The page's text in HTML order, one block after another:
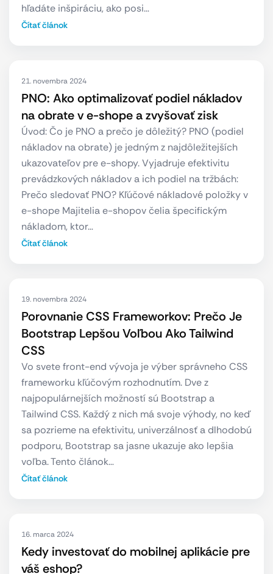
hľadáte inšpiráciu, ako posi…
Čítať článok
21. novembra 2024
PNO: Ako optimalizovať podiel nákladov
na obrate v e-shope a zvyšovať zisk
Úvod: Čo je PNO a prečo je dôležitý? PNO (podiel
nákladov na obrate) je jedným z najdôležitejších
ukazovateľov pre e-shopy. Vyjadruje efektivitu
prevádzkových nákladov a ich podiel na tržbách:
Prečo sledovať PNO? Kľúčové nákladové položky v
e-shope Majitelia e-shopov čelia špecifickým
nákladom, ktor…
Čítať článok
19. novembra 2024
Porovnanie CSS Frameworkov: Prečo Je
Bootstrap Lepšou Voľbou Ako Tailwind
CSS
Vo svete front-end vývoja je výber správneho CSS
frameworku kľúčovým rozhodnutím. Dve z
najpopulárnejších možností sú Bootstrap a
Tailwind CSS. Každý z nich má svoje výhody, no keď
sa pozrieme na efektivitu, univerzálnosť a dlhodobú
podporu, Bootstrap sa jasne ukazuje ako lepšia
voľba. Tento článok…
Čítať článok
16. marca 2024
Kedy investovať do mobilnej aplikácie pre
váš eshop?